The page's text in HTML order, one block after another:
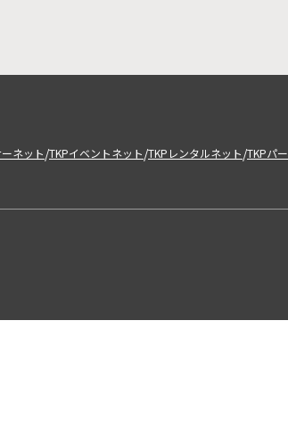
ネット/TKPイベントネット/TKPレンタルネット/TKPパ